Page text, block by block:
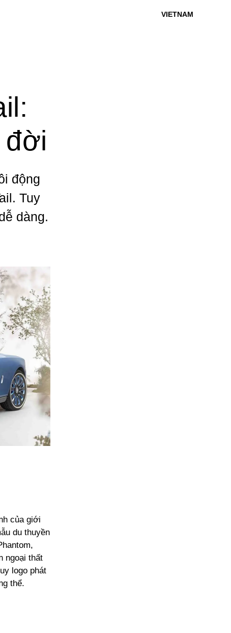
VIETNAM
đời
động
Tuy
dàng.
của giới
du thuyền
ngoại thất
logo phát
thể.